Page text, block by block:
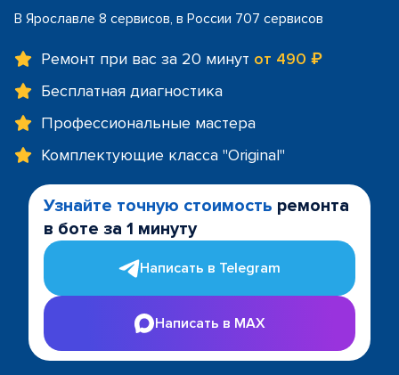
В Ярославле 8 сервисов, в России 707 сервисов
Ремонт при вас за 20 минут от 490 ₽
Бесплатная диагностика
Профессиональные мастера
Комплектующие класса "Original"
Узнайте точную стоимость ремонта
в боте за 1 минуту
Написать в Telegram
Написать в MAX